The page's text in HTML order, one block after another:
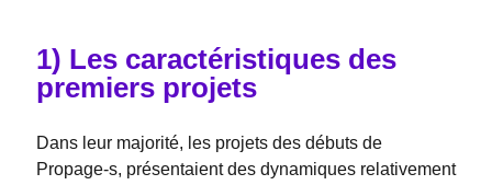
1) Les caractéristiques des
premiers projets
Dans leur majorité, les projets des débuts de
Propage-s, présentaient des dynamiques relativement